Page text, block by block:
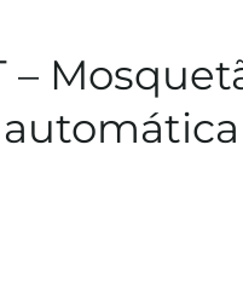
–